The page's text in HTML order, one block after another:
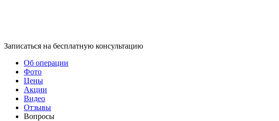
Записаться на бесплатную консультацию
Об операции
Фото
Цены
Акции
Видео
Отзывы
Вопросы